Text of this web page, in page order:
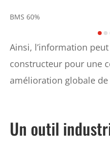
BMS 60%
Ainsi, l’information
constructeur pour une
amélioration globale
Un outil